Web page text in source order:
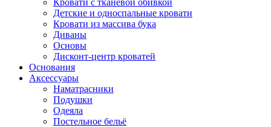
Кровати с тканевой обивкой
Детские и односпальные кровати
Кровати из массива бука
Диваны
Основы
Дисконт-центр кроватей
Основания
Аксессуары
Наматрасники
Подушки
Одеяла
Постельное бельё